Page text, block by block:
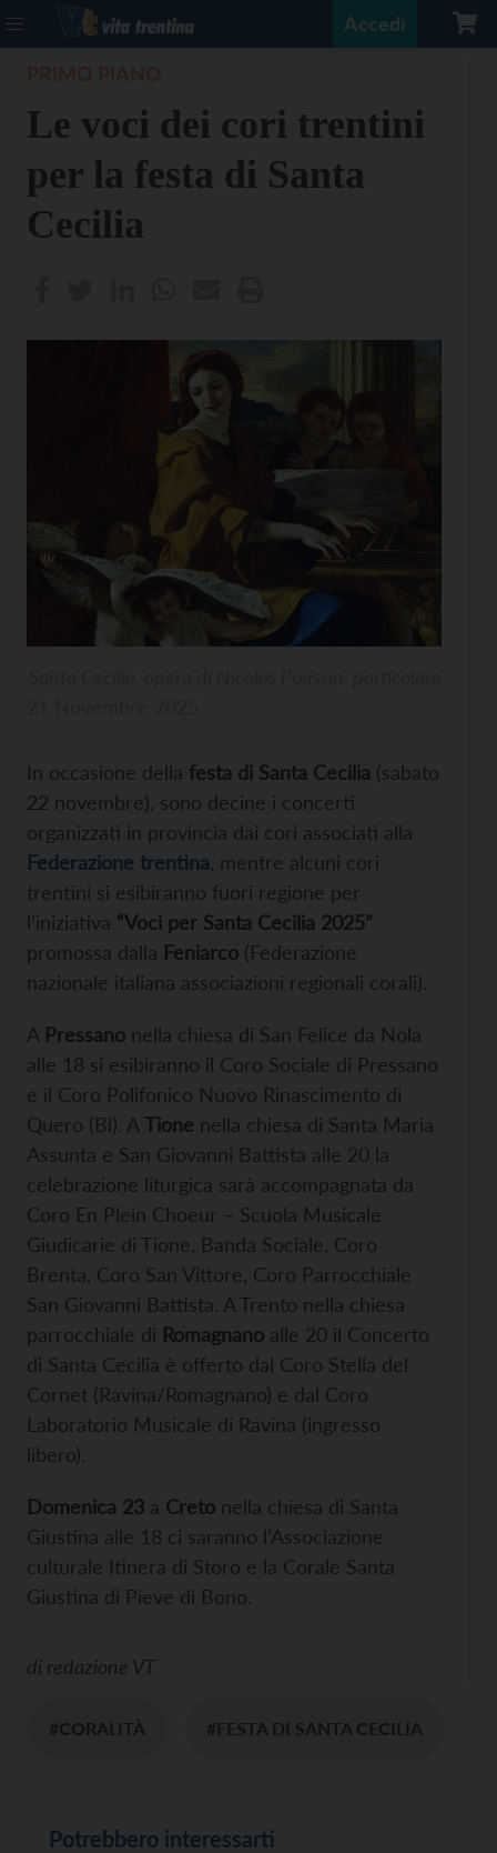
Accedi
Le voci dei cori trentini
per la festa di Santa
Cecilia
In occasione della festa di Santa Cecilia (sabato
22 novembre), sono decine i concerti
organizzati in provincia dai cori associati alla
Federazione trentina , mentre alcuni cori
trentini si esibiranno fuori regione per
l’iniziativa “Voci per Santa Cecilia 2025”
promossa dalla Feniarco (Federazione
nazionale italiana associazioni regionali corali).
A Pressano nella chiesa di San Felice da Nola
alle 18 si esibiranno il Coro Sociale di Pressano
e il Coro Polifonico Nuovo Rinascimento di
Quero (Bl). A Tione nella chiesa di Santa Maria
Assunta e San Giovanni Battista alle 20 la
celebrazione liturgica sarà accompagnata da
Coro En Plein Choeur – Scuola Musicale
Giudicarie di Tione, Banda Sociale, Coro
Brenta, Coro San Vittore, Coro Parrocchiale
San Giovanni Battista. A Trento nella chiesa
parrocchiale di Romagnano alle 20 il Concerto
di Santa Cecilia è offerto dal Coro Stella del
Cornet (Ravina/Romagnano) e dal Coro
Laboratorio Musicale di Ravina (ingresso
libero).
Domenica 23 a Creto nella chiesa di Santa
Giustina alle 18 ci saranno l’Associazione
culturale Itinera di Storo e la Corale Santa
Giustina di Pieve di Bono.
di redazione VT
#CORALITÀ #FESTA DI SANTA CECILIA
Potrebbero interessarti